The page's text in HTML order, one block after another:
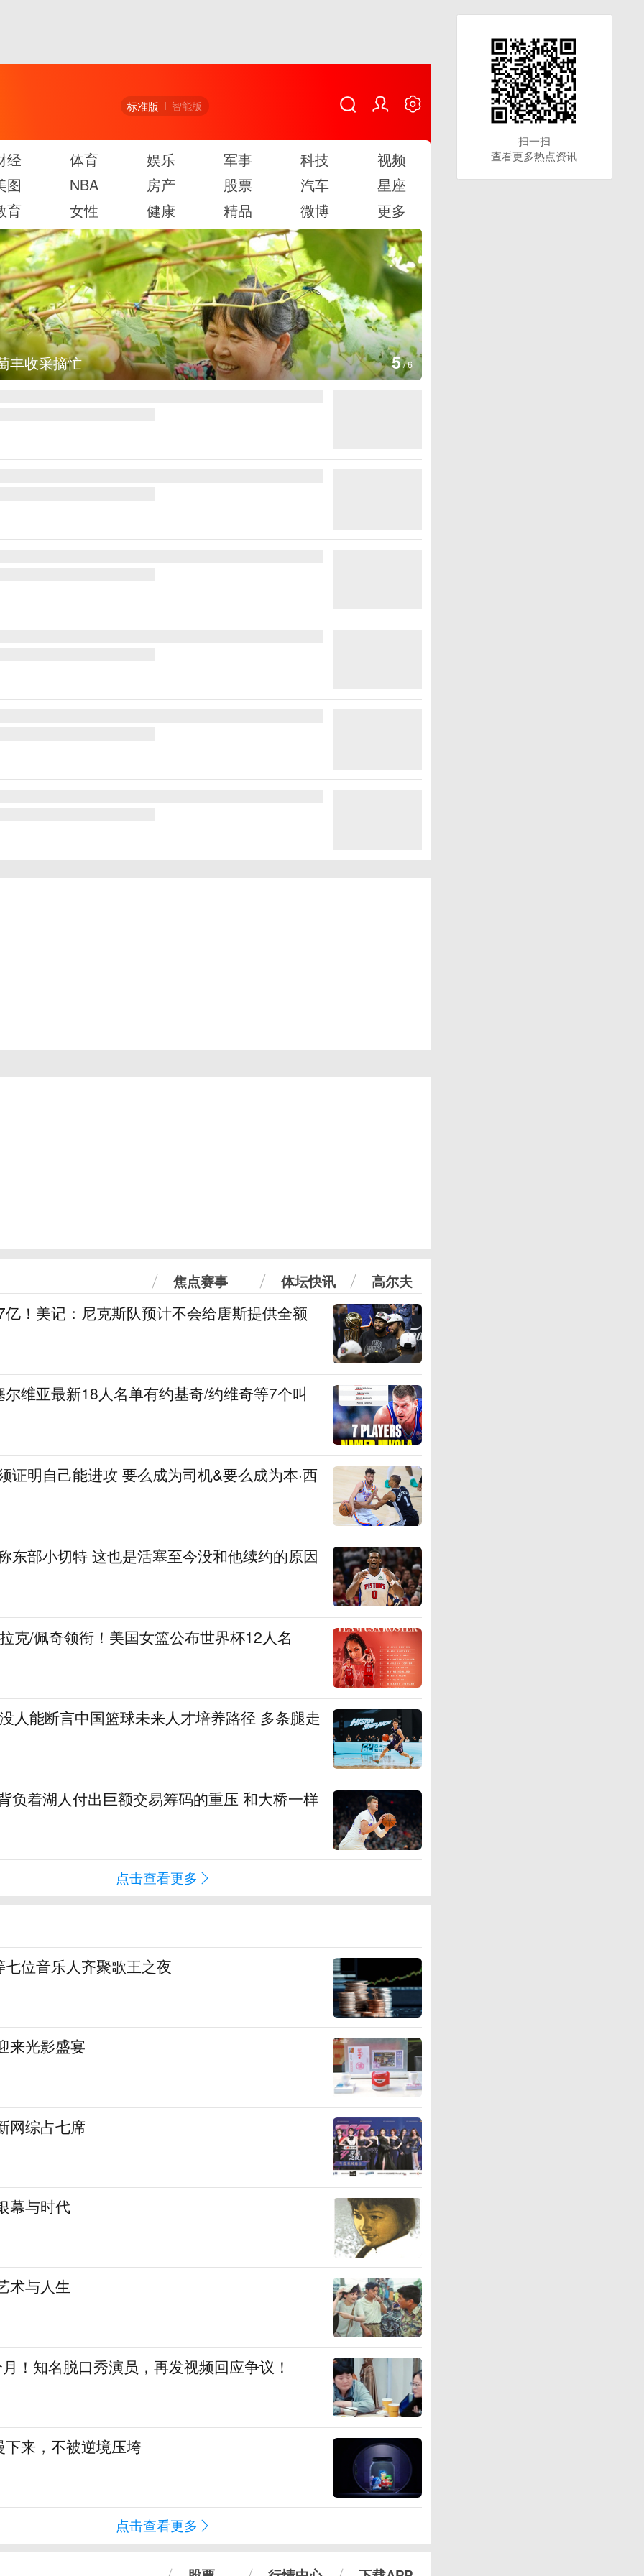
标准版 智能版
经 体育 娱乐 军事 科技
视频
图
NBA 房产 股票 汽车
星座
育
女性 健康 精品 微博 更多
丰收采摘忙 5/6
焦点赛事 体坛快讯 高尔夫
！美记：尼克斯队预计不会给唐斯提供全额
维亚最新18人名单有约基奇/约维奇等7个叫
证明自己能进攻 要么成为司机&要么成为本·西
东部小切特 这也是活塞至今没和他续约的原因
克/佩奇领衔！美国女篮公布世界杯12人名
人能断言中国篮球未来人才培养路径 多条腿走
负着湖人付出巨额交易筹码的重压 和大桥一样
点击查看更多
位音乐人齐聚歌王之夜
来光影盛宴
网综占七席
幕与时代
术与人生
！知名脱口秀演员，再发视频回应争议！
来，不被逆境压垮
点击查看更多
扫一扫
查看更多热点资讯
扫一扫
查看更多热点资讯